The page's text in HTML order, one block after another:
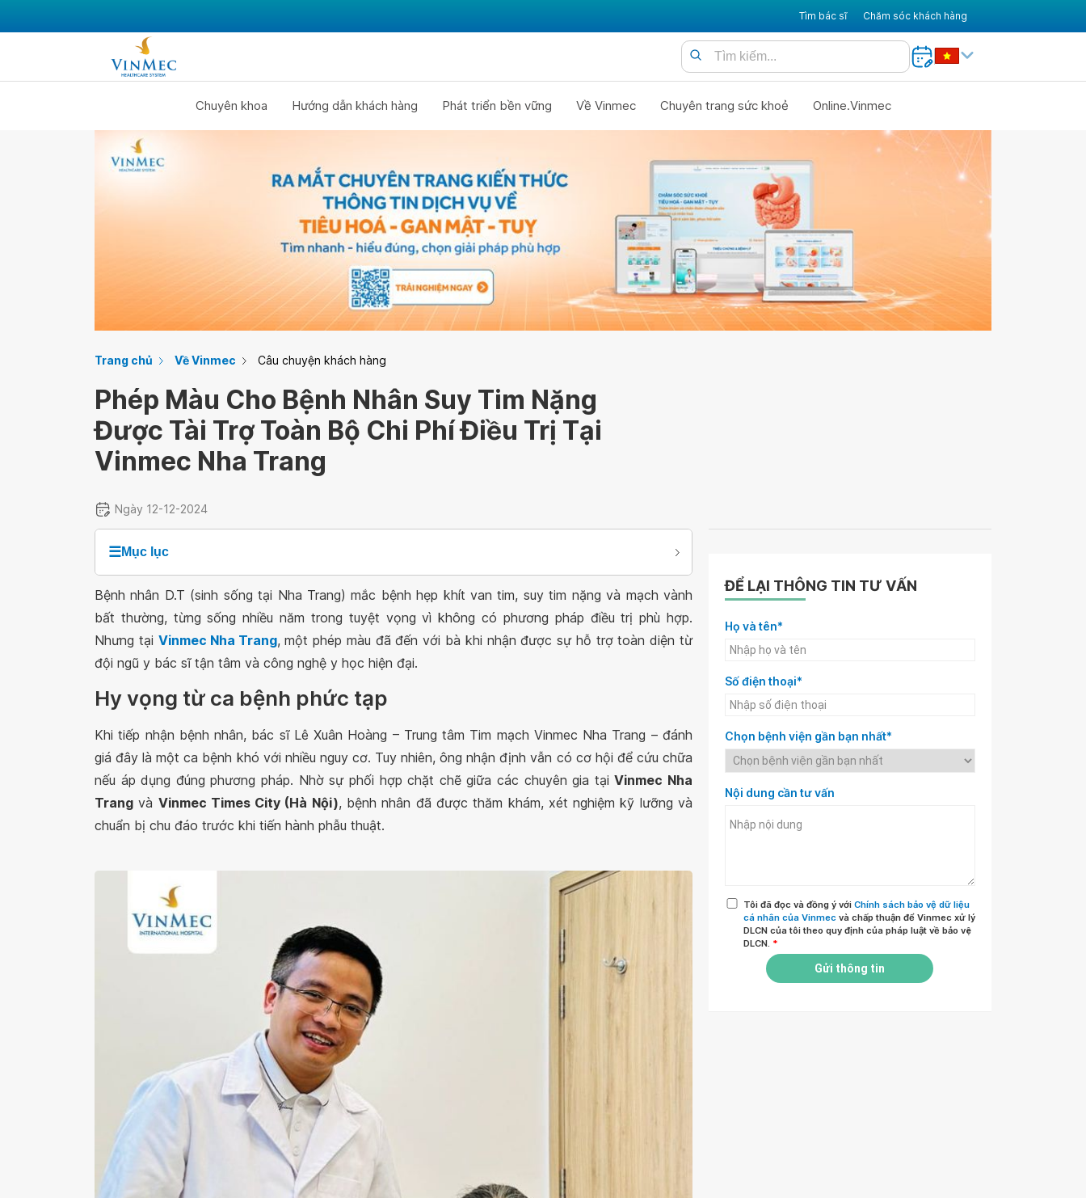
Tìm bác sĩ Chăm sóc khách hàng
Chuyên khoa Hướng dẫn khách hàng Phát triển bền vững Về Vinmec Chuyên trang sức khoẻ Online.Vinmec
Trang chủ Về Vinmec Câu chuyện khách hàng
Phép Màu Cho Bệnh Nhân Suy Tim Nặng
Được Tài Trợ Toàn Bộ Chi Phí Điều Trị Tại
Vinmec Nha Trang
Ngày 12-12-2024
☰Mục lục
Bệnh nhân D.T (sinh sống tại Nha Trang) mắc bệnh hẹp khít van tim, suy tim nặng và mạch vành
bất thường, từng sống nhiều năm trong tuyệt vọng vì không có phương pháp điều trị phù hợp.
Nhưng tại Vinmec Nha Trang, một phép màu đã đến với bà khi nhận được sự hỗ trợ toàn diện từ
đội ngũ y bác sĩ tận tâm và công nghệ y học hiện đại.
Hy vọng từ ca bệnh phức tạp
Khi tiếp nhận bệnh nhân, bác sĩ Lê Xuân Hoàng – Trung tâm Tim mạch Vinmec Nha Trang – đánh
giá đây là một ca bệnh khó với nhiều nguy cơ. Tuy nhiên, ông nhận định vẫn có cơ hội để cứu chữa
nếu áp dụng đúng phương pháp. Nhờ sự phối hợp chặt chẽ giữa các chuyên gia tạiVinmec Nha
Trang và Vinmec Times City (Hà Nội), bệnh nhân đã được thăm khám, xét nghiệm kỹ lưỡng và
chuẩn bị chu đáo trước khi tiến hành phẫu thuật.
ĐỂ LẠI THÔNG TIN TƯ VẤN
Họ và tên*
Số điện thoại*
Chọn bệnh viện gần bạn nhất*
Nội dung cần tư vấn
Tôi đã đọc và đồng ý với Chính sách bảo vệ dữ liệu
cá nhân của Vinmec và chấp thuận để Vinmec xử lý
DLCN của tôi theo quy định của pháp luật về bảo vệ
DLCN. *
Gửi thông tin